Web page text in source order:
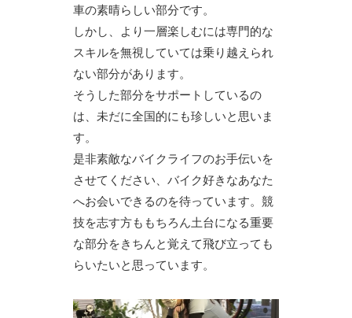
車の素晴らしい部分です。
しかし、より一層楽しむには専門的な
スキルを無視していては乗り越えられ
ない部分があります。
そうした部分をサポートしているの
は、未だに全国的にも珍しいと思いま
す。
是非素敵なバイクライフのお手伝いを
させてください、バイク好きなあなた
へお会いできるのを待っています。競
技を志す方ももちろん土台になる重要
な部分をきちんと覚えて飛び立っても
らいたいと思っています。